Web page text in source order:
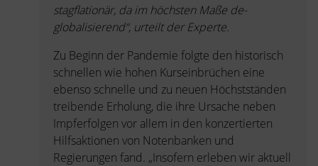
stagflationär, da im höchsten Maße de-
globalisierend“, urteilt der Experte.
Zu Beginn der Pandemie folgte den historisch
schnellen wie hohen Kurseinbrüchen eine
ebenso schnelle und zu neuen Höchstständen
treibende Erholung, die ihre Ursache neben
Impferfolgen vor allem in den konzertierten
Hilfsaktionen von Notenbanken und
Regierungen fand. „Insofern erleben wir aktuell